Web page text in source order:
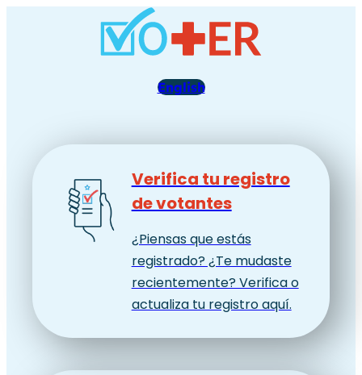
English
Verifica tu registro
de votantes
¿Piensas que estás
registrado? ¿Te mudaste
recientemente? Verifica o
actualiza tu registro aquí.